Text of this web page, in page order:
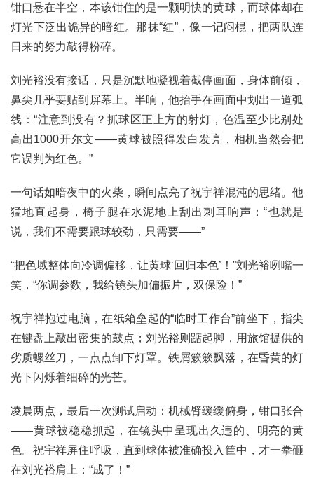
钳口悬在半空，本该钳住的是一颗明快的黄球，而球体却在
灯光下泛出诡异的暗红。那抹“红”，像一记闷棍，把两队连
日来的努力敲得粉碎。
刘光裕没有接话，只是沉默地凝视着截停画面，身体前倾，
鼻尖几乎要贴到屏幕上。半晌，他抬手在画面中划出一道弧
线：“注意到没有？抓球区正上方的射灯，色温至少比别处
高出1000开尔文——黄球被照得发白发亮，相机当然会把
它误判为红色。”
一句话如暗夜中的火柴，瞬间点亮了祝宇祥混沌的思绪。他
猛地直起身，椅子腿在水泥地上刮出刺耳响声：“也就是
说，我们不需要跟球较劲，只需要——”
“把色域整体向冷调偏移，让黄球‘回归本色’！”刘光裕咧嘴一
笑，“你调参数，我给镜头加偏振片，双保险！”
祝宇祥抱过电脑，在纸箱垒起的“临时工作台”前坐下，指尖
在键盘上敲出密集的鼓点；刘光裕则踮起脚，用旅馆提供的
劣质螺丝刀，一点点卸下灯罩。铁屑簌簌飘落，在昏黄的灯
光下闪烁着细碎的光芒。
凌晨两点，最后一次测试启动：机械臂缓缓俯身，钳口张合
——黄球被稳稳抓起，在镜头中呈现出久违的、明亮的黄
色。祝宇祥屏住呼吸，直到球体被准确投入筐中，才一拳砸
在刘光裕肩上：“成了！”